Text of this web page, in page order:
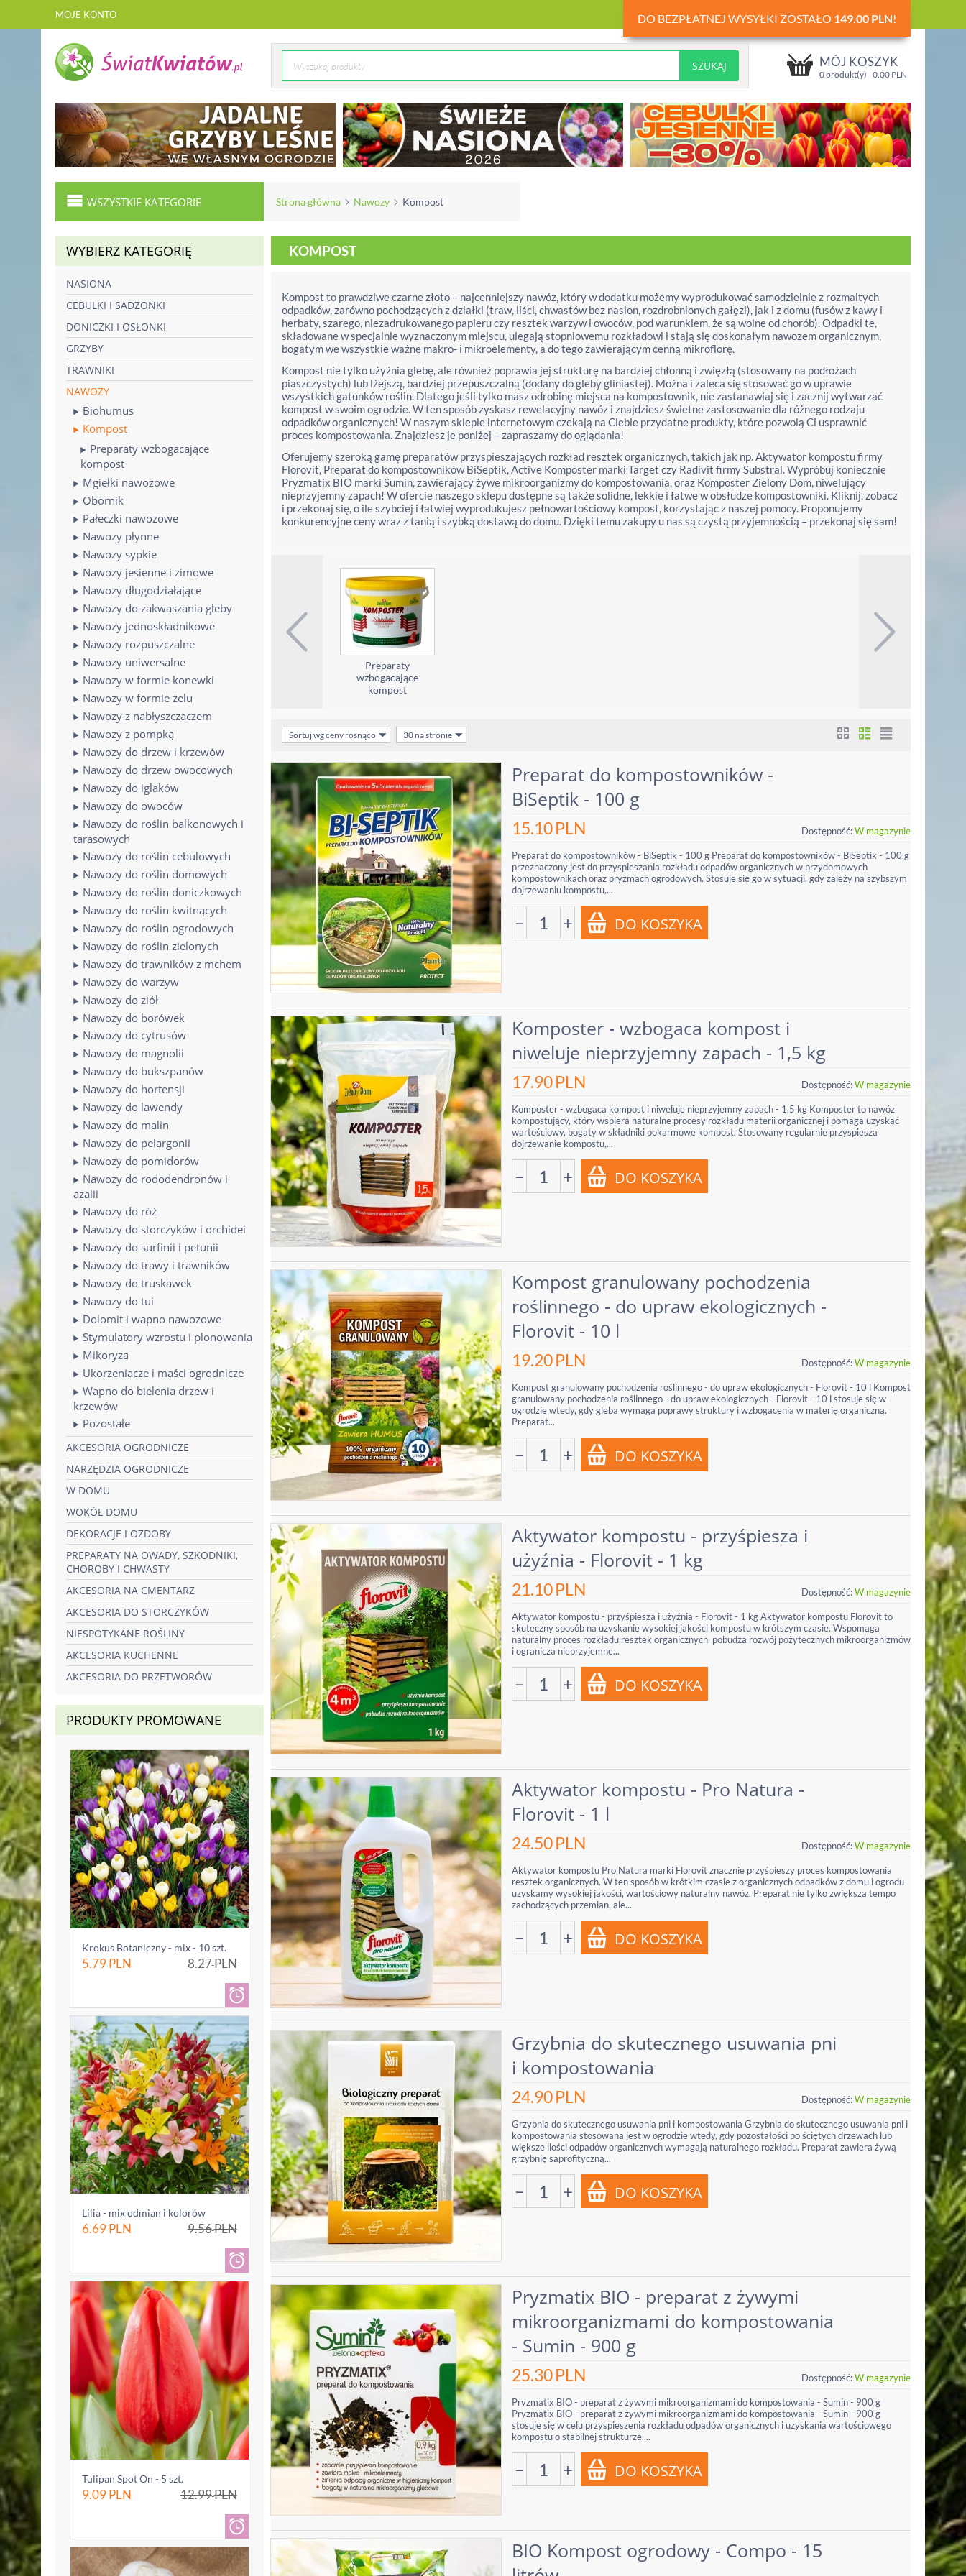
MOJE KONTO DO BEZPŁATNEJ WYSYŁKI ZOSTAŁO 149.00 PLN!
MÓJ KOSZYK
0 produkt(y) -0.00 PLN
WSZYSTKIE KATEGORIE Strona główna Nawozy Kompost
WYBIERZ KATEGORIĘ
NASIONA
CEBULKI I SADZONKI
DONICZKI I OSŁONKI
GRZYBY
TRAWNIKI
NAWOZY
Biohumus
Kompost
Preparaty wzbogacające
kompost
Mgiełki nawozowe
Obornik
Pałeczki nawozowe
Nawozy płynne
Nawozy sypkie
Nawozy jesienne i zimowe
Nawozy długodziałające
Nawozy do zakwaszania gleby
Nawozy jednoskładnikowe
Nawozy rozpuszczalne
Nawozy uniwersalne
Nawozy w formie konewki
Nawozy w formie żelu
Nawozy z nabłyszczaczem
Nawozy z pompką
Nawozy do drzew i krzewów
Nawozy do drzew owocowych
Nawozy do iglaków
Nawozy do owoców
Nawozy do roślin balkonowych i
tarasowych
Nawozy do roślin cebulowych
Nawozy do roślin domowych
Nawozy do roślin doniczkowych
Nawozy do roślin kwitnących
Nawozy do roślin ogrodowych
Nawozy do roślin zielonych
Nawozy do trawników z mchem
Nawozy do warzyw
Nawozy do ziół
Nawozy do borówek
Nawozy do cytrusów
Nawozy do magnolii
Nawozy do bukszpanów
Nawozy do hortensji
Nawozy do lawendy
Nawozy do malin
Nawozy do pelargonii
Nawozy do pomidorów
Nawozy do rododendronów i
azalii
Nawozy do róż
Nawozy do storczyków i orchidei
Nawozy do surfinii i petunii
Nawozy do trawy i trawników
Nawozy do truskawek
Nawozy do tui
Dolomit i wapno nawozowe
Stymulatory wzrostu i plonowania
Mikoryza
Ukorzeniacze i maści ogrodnicze
Wapno do bielenia drzew i
krzewów
Pozostałe
AKCESORIA OGRODNICZE
NARZĘDZIA OGRODNICZE
W DOMU
WOKÓŁ DOMU
DEKORACJE I OZDOBY
PREPARATY NA OWADY, SZKODNIKI,
CHOROBY I CHWASTY
AKCESORIA NA CMENTARZ
AKCESORIA DO STORCZYKÓW
NIESPOTYKANE ROŚLINY
AKCESORIA KUCHENNE
AKCESORIA DO PRZETWORÓW
PRODUKTY PROMOWANE
Krokus Botaniczny - mix - 10 szt.
5.79PLN 8.27PLN
Lilia - mix odmian i kolorów
6.69PLN 9.56PLN
Tulipan Spot On - 5 szt.
9.09PLN 12.99PLN
KOMPOST
Kompost to prawdziwe czarne złoto – najcenniejszy nawóz, który w dodatku możemy wyprodukować samodzielnie z rozmaitych
odpadków, zarówno pochodzących z działki (traw, liści, chwastów bez nasion, rozdrobnionych gałęzi), jak i z domu (fusów z kawy i
herbaty, szarego, niezadrukowanego papieru czy resztek warzyw i owoców, pod warunkiem, że są wolne od chorób). Odpadki te,
składowane w specjalnie wyznaczonym miejscu, ulegają stopniowemu rozkładowi i stają się doskonałym nawozem organicznym,
bogatym we wszystkie ważne makro- i mikroelementy, a do tego zawierającym cenną mikroflorę.
Kompost nie tylko użyźnia glebę, ale również poprawia jej strukturę na bardziej chłonną i zwięzłą (stosowany na podłożach
piaszczystych) lub lżejszą, bardziej przepuszczalną (dodany do gleby gliniastej). Można i zaleca się stosować go w uprawie
wszystkich gatunków roślin. Dlatego jeśli tylko masz odrobinę miejsca na kompostownik, nie zastanawiaj się i zacznij wytwarzać
kompost w swoim ogrodzie. W ten sposób zyskasz rewelacyjny nawóz i znajdziesz świetne zastosowanie dla różnego rodzaju
odpadków organicznych! W naszym sklepie internetowym czekają na Ciebie przydatne produkty, które pozwolą Ci usprawnić
proces kompostowania. Znajdziesz je poniżej – zapraszamy do oglądania!
Oferujemy szeroką gamę preparatów przyspieszających rozkład resztek organicznych, takich jak np. Aktywator kompostu firmy
Florovit, Preparat do kompostowników BiSeptik, Active Komposter marki Target czy Radivit firmy Substral. Wypróbuj koniecznie
Pryzmatix BIO marki Sumin, zawierający żywe mikroorganizmy do kompostowania, oraz Komposter Zielony Dom, niwelujący
nieprzyjemny zapach! W ofercie naszego sklepu dostępne są także solidne, lekkie i łatwe w obsłudze kompostowniki. Kliknij, zobacz
i przekonaj się, o ile szybciej i łatwiej wyprodukujesz pełnowartościowy kompost, korzystając z naszej pomocy. Proponujemy
konkurencyjne ceny wraz z tanią i szybką dostawą do domu. Dzięki temu zakupy u nas są czystą przyjemnością – przekonaj się sam!
Preparaty
wzbogacające
kompost
Sortuj wg ceny rosnąco 30 na stronie
Preparat do kompostowników -
BiSeptik - 100 g
15.10PLN Dostępność:W magazynie
Preparat do kompostowników - BiSeptik - 100 g Preparat do kompostowników - BiSeptik - 100 g
przeznaczony jest do przyspieszania rozkładu odpadów organicznych w przydomowych
kompostownikach oraz pryzmach ogrodowych. Stosuje się go w sytuacji, gdy zależy na szybszym
dojrzewaniu kompostu,...
− +
Komposter - wzbogaca kompost i
niweluje nieprzyjemny zapach - 1,5 kg
17.90PLN Dostępność:W magazynie
Komposter - wzbogaca kompost i niweluje nieprzyjemny zapach - 1,5 kg Komposter to nawóz
kompostujący, który wspiera naturalne procesy rozkładu materii organicznej i pomaga uzyskać
wartościowy, bogaty w składniki pokarmowe kompost. Stosowany regularnie przyspiesza
dojrzewanie kompostu,...
− +
Kompost granulowany pochodzenia
roślinnego - do upraw ekologicznych -
Florovit - 10 l
19.20PLN Dostępność:W magazynie
Kompost granulowany pochodzenia roślinnego - do upraw ekologicznych - Florovit - 10 l Kompost
granulowany pochodzenia roślinnego - do upraw ekologicznych - Florovit - 10 l stosuje się w
ogrodzie wtedy, gdy gleba wymaga poprawy struktury i wzbogacenia w materię organiczną.
Preparat...
− +
Aktywator kompostu - przyśpiesza i
użyźnia - Florovit - 1 kg
21.10PLN Dostępność:W magazynie
Aktywator kompostu - przyśpiesza i użyźnia - Florovit - 1 kg Aktywator kompostu Florovit to
skuteczny sposób na uzyskanie wysokiej jakości kompostu w krótszym czasie. Wspomaga
naturalny proces rozkładu resztek organicznych, pobudza rozwój pożytecznych mikroorganizmów
i ogranicza nieprzyjemne...
− +
Aktywator kompostu - Pro Natura -
Florovit - 1 l
24.50PLN Dostępność:W magazynie
Aktywator kompostu Pro Natura marki Florovit znacznie przyśpieszy proces kompostowania
resztek organicznych. W ten sposób w krótkim czasie z organicznych odpadków z domu i ogrodu
uzyskamy wysokiej jakości, wartościowy naturalny nawóz. Preparat nie tylko zwiększa tempo
zachodzących przemian, ale...
− +
Grzybnia do skutecznego usuwania pni
i kompostowania
24.90PLN Dostępność:W magazynie
Grzybnia do skutecznego usuwania pni i kompostowania Grzybnia do skutecznego usuwania pni i
kompostowania stosowana jest w ogrodzie wtedy, gdy pozostałości po ściętych drzewach lub
większe ilości odpadów organicznych wymagają naturalnego rozkładu. Preparat zawiera żywą
grzybnię saprofityczną...
− +
Pryzmatix BIO - preparat z żywymi
mikroorganizmami do kompostowania
- Sumin - 900 g
25.30PLN Dostępność:W magazynie
Pryzmatix BIO - preparat z żywymi mikroorganizmami do kompostowania - Sumin - 900 g
Pryzmatix BIO - preparat z żywymi mikroorganizmami do kompostowania - Sumin - 900 g
stosuje się w celu przyspieszenia rozkładu odpadów organicznych i uzyskania wartościowego
kompostu o stabilnej strukturze....
− +
BIO Kompost ogrodowy - Compo - 15